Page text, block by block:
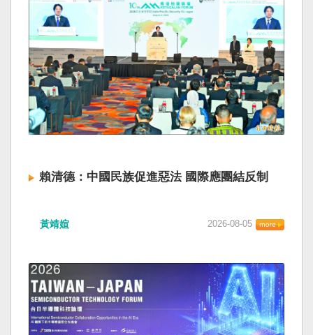
賴清德：中國民族促進惡法 國際應團結反制
黃靖媗 2026-08-05